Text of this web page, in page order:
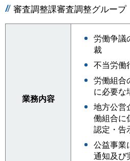
審査調整課審査調整グループ
業務内容
労働争議
裁
不当労働
労働組合
に必要な
地方公営
働組合に
認定・告
公益事業
通知及び